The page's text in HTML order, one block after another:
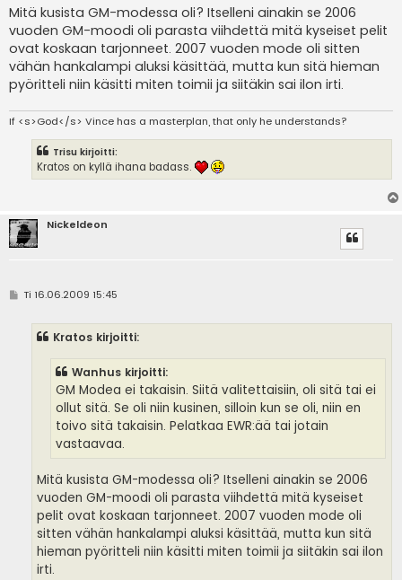
Mitä kusista GM-modessa oli? Itselleni ainakin se 2006
vuoden GM-moodi oli parasta viihdettä mitä kyseiset pelit
ovat koskaan tarjonneet. 2007 vuoden mode oli sitten
vähän hankalampi aluksi käsittää, mutta kun sitä hieman
pyöritteli niin käsitti miten toimii ja siitäkin sai ilon irti.
If <s>God</s> Vince has a masterplan, that only he understands?
Trisu kirjoitti:
Kratos on kyllä ihana badass.
Nickeldeon
VTi 16.06.2009 15:45
Kratos kirjoitti:
Wanhus kirjoitti:
GM Modea ei takaisin. Siitä valitettaisiin, oli sitä tai ei
ollut sitä. Se oli niin kusinen, silloin kun se oli, niin en
toivo sitä takaisin. Pelatkaa EWR:ää tai jotain
vastaavaa.
Mitä kusista GM-modessa oli? Itselleni ainakin se 2006
vuoden GM-moodi oli parasta viihdettä mitä kyseiset
pelit ovat koskaan tarjonneet. 2007 vuoden mode oli
sitten vähän hankalampi aluksi käsittää, mutta kun sitä
hieman pyöritteli niin käsitti miten toimii ja siitäkin sai ilon
irti.